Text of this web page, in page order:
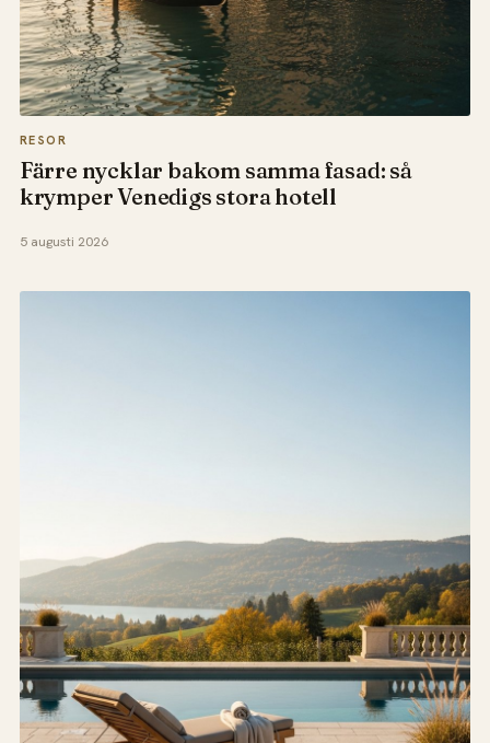
RESOR
Färre nycklar bakom samma fasad: så
krymper Venedigs stora hotell
5 augusti 2026